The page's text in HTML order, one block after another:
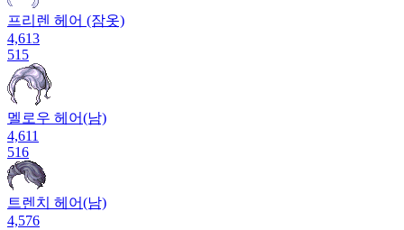
프리렌 헤어 (잠옷)
4,613
515
멜로우 헤어(남)
4,611
516
트렌치 헤어(남)
4,576